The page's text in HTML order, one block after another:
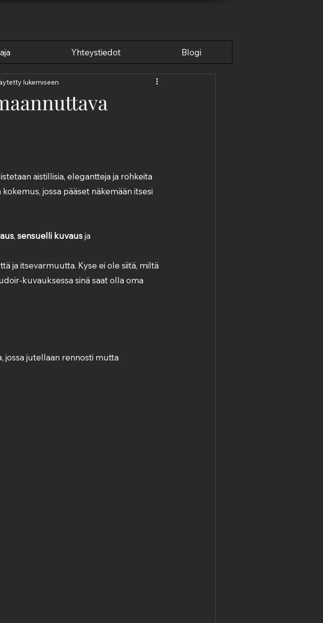
Yhteystiedot Blogi
lukemiseen
aistillisia, elegantteja ja rohkeita
jossa pääset näkemään itsesi
, sensuelli kuvaus ja
ja itsevarmuutta. Kyse ei ole siitä, miltä
kuvauksessa sinä saat olla oma
, jossa jutellaan rennosti mutta